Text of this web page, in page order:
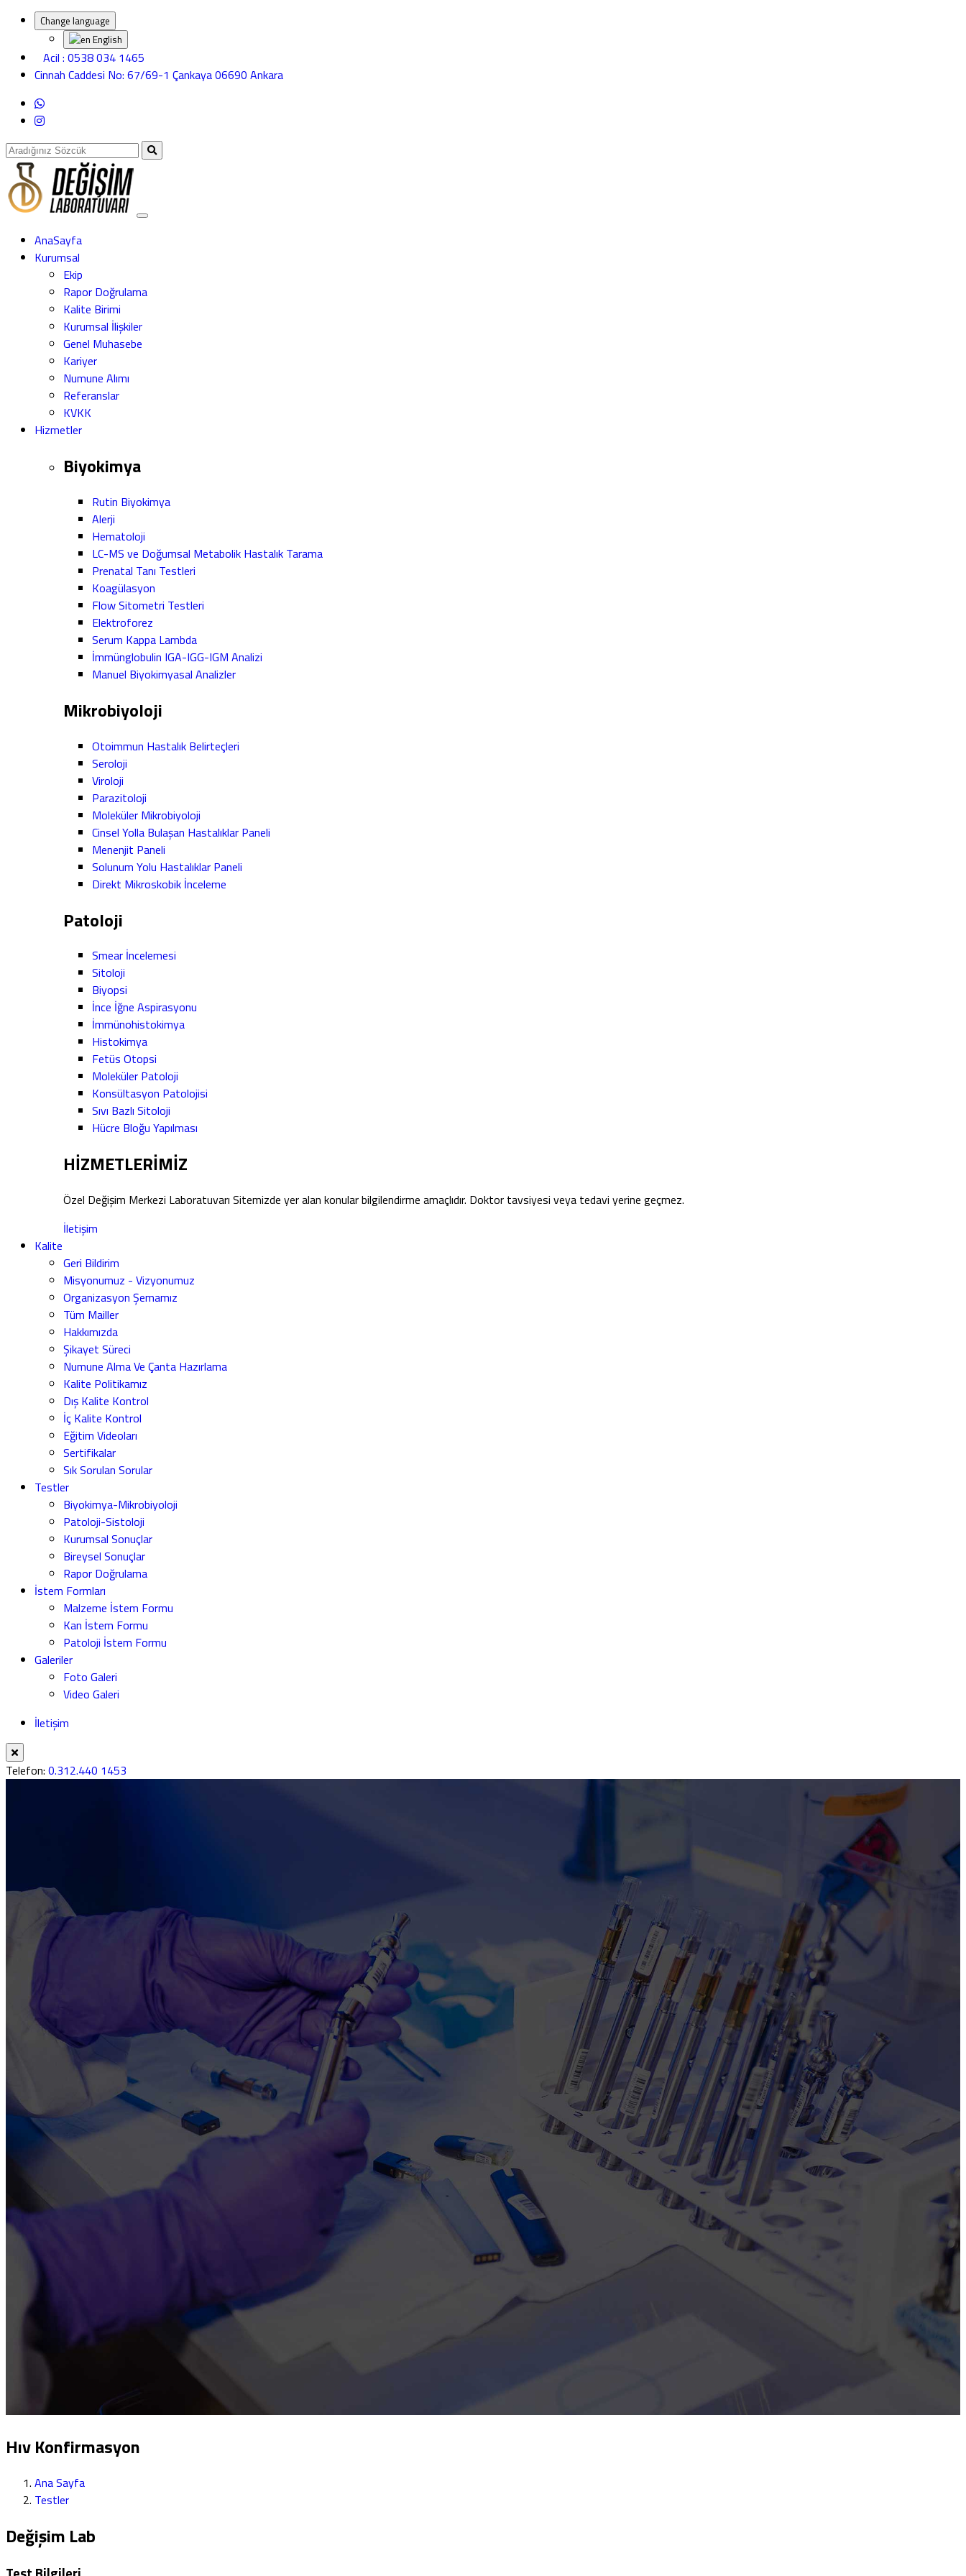
Change language
English
Acil : 0538 034 1465
Cinnah Caddesi No: 67/69-1 Çankaya 06690 Ankara
AnaSayfa
Kurumsal
Ekip
Rapor Doğrulama
Kalite Birimi
Kurumsal İlişkiler
Genel Muhasebe
Kariyer
Numune Alımı
Referanslar
KVKK
Hizmetler
Biyokimya
Rutin Biyokimya
Alerji
Hematoloji
LC-MS ve Doğumsal Metabolik Hastalık Tarama
Prenatal Tanı Testleri
Koagülasyon
Flow Sitometri Testleri
Elektroforez
Serum Kappa Lambda
İmmünglobulin IGA-IGG-IGM Analizi
Manuel Biyokimyasal Analizler
Mikrobiyoloji
Otoimmun Hastalık Belirteçleri
Seroloji
Viroloji
Parazitoloji
Moleküler Mikrobiyoloji
Cinsel Yolla Bulaşan Hastalıklar Paneli
Menenjit Paneli
Solunum Yolu Hastalıklar Paneli
Direkt Mikroskobik İnceleme
Patoloji
Smear İncelemesi
Sitoloji
Biyopsi
İnce İğne Aspirasyonu
İmmünohistokimya
Histokimya
Fetüs Otopsi
Moleküler Patoloji
Konsültasyon Patolojisi
Sıvı Bazlı Sitoloji
Hücre Bloğu Yapılması
HİZMETLERİMİZ
Özel Değişim Merkezi Laboratuvarı Sitemizde yer alan konular bilgilendirme amaçlıdır. Doktor tavsiyesi veya tedavi yerine geçmez.
İletişim
Kalite
Geri Bildirim
Misyonumuz - Vizyonumuz
Organizasyon Şemamız
Tüm Mailler
Hakkımızda
Şikayet Süreci
Numune Alma Ve Çanta Hazırlama
Kalite Politikamız
Dış Kalite Kontrol
İç Kalite Kontrol
Eğitim Videoları
Sertifikalar
Sık Sorulan Sorular
Testler
Biyokimya-Mikrobiyoloji
Patoloji-Sistoloji
Kurumsal Sonuçlar
Bireysel Sonuçlar
Rapor Doğrulama
İstem Formları
Malzeme İstem Formu
Kan İstem Formu
Patoloji İstem Formu
Galeriler
Foto Galeri
Video Galeri
İletişim
Telefon: 0.312.440 1453
Hıv Konfirmasyon
Ana Sayfa
Testler
Değişim Lab